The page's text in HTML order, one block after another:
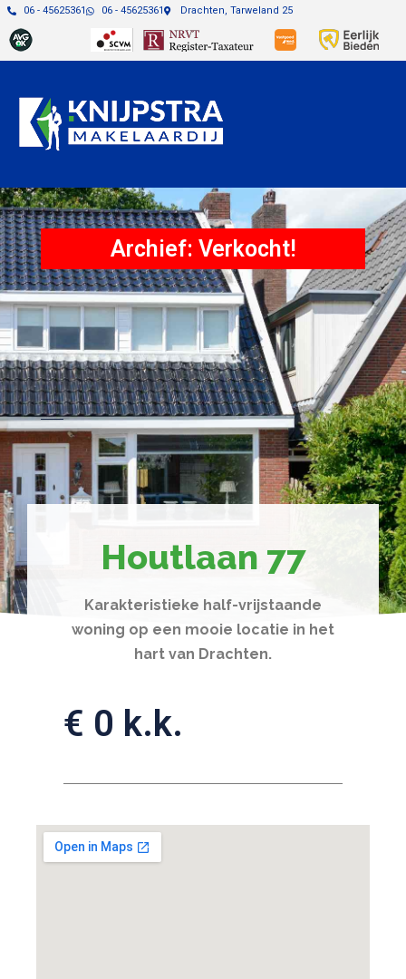
06 - 45625361 06 - 45625361 Drachten, Tarweland 25
Archief: Verkocht!
Houtlaan 77
Karakteristieke half-vrijstaande
woning op een mooie locatie in het
hart van Drachten.
€ 0 k.k.